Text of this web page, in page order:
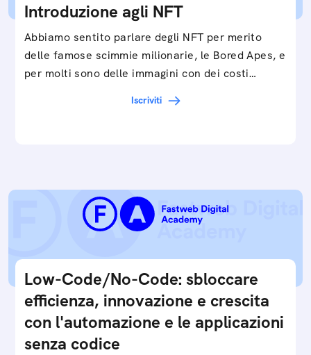
Introduzione agli NFT
Abbiamo sentito parlare degli NFT per merito
delle famose scimmie milionarie, le Bored Apes, e
per molti sono delle immagini con dei costi…
Iscriviti
Low-Code/No-Code: sbloccare
efficienza, innovazione e crescita
con l'automazione e le applicazioni
senza codice